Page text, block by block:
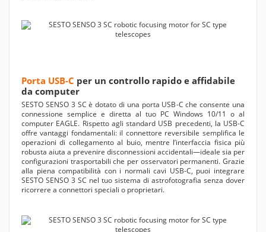
Porta USB-C per un controllo rapido e affidabile
da computer
SESTO SENSO 3 SC è dotato di una porta USB-C che consente una
connessione semplice e diretta al tuo PC Windows 10/11 o al
computer EAGLE. Rispetto agli standard USB precedenti, la USB-C
offre vantaggi fondamentali: il connettore reversibile semplifica le
operazioni di collegamento al buio, mentre l’interfaccia fisica più
robusta aiuta a prevenire disconnessioni accidentali—ideale sia per
configurazioni trasportabili che per osservatori permanenti. Grazie
alla piena compatibilità con i normali cavi USB-C, puoi integrare
SESTO SENSO 3 SC nel tuo sistema di astrofotografia senza dover
ricorrere a connettori speciali o proprietari.